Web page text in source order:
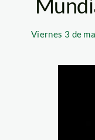
Viernes 3 de